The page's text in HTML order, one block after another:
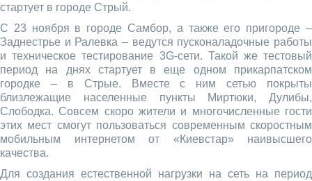
стартует в городе Стрый.
С 23 ноября в городе Самбор, а также его пригороде –
Заднестрье и Ралевка – ведутся пусконаладочные работы
и техническое тестирование 3G-сети. Такой же тестовый
период на днях стартует в еще одном прикарпатском
городке – в Стрые. Вместе с ним сетью покрыты
близлежащие населенные пункты Миртюки, Дулибы,
Слободка. Совсем скоро жители и многочисленные гости
этих мест смогут пользоваться современным скоростным
мобильным интернетом от «Киевстар» наивысшего
качества.
Для создания естественной нагрузки на сеть на период